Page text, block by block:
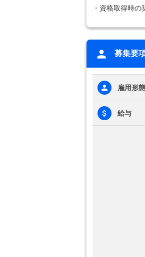
・資格取得時
募集要
雇用形態
給与